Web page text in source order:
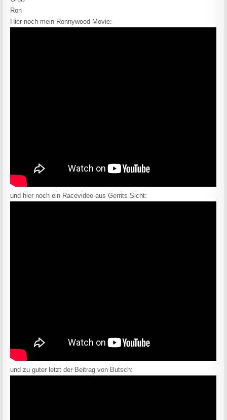
Ron
Hier noch mein Ronnywood Movie:
und hier noch ein Racevideo aus Gerrits Sicht:
und zu guter letzt der Beitrag von Butsch: